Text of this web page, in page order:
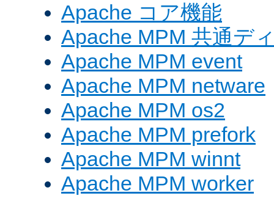
Apache コア機能
Apache MPM 共通デ
Apache MPM event
Apache MPM netware
Apache MPM os2
Apache MPM prefork
Apache MPM winnt
Apache MPM worker